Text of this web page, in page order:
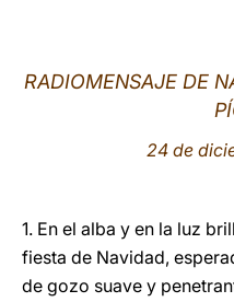
RADIOMENSAJE DE
24 de
1. En el alba y en la luz
fiesta de Navidad,
de gozo suave y